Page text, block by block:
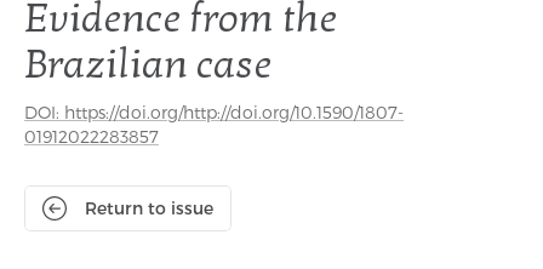
Evidence from the
Brazilian case
DOI: https://doi.org/http://doi.org/10.1590/1807-
01912022283857
Return to issue